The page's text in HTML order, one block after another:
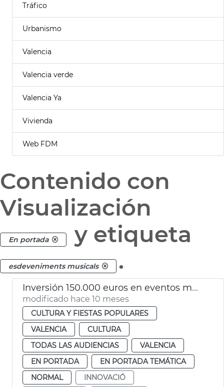
Tráfico
Urbanismo
Valencia
Valencia verde
Valencia Ya
Vivienda
Web FDM
Contenido con
Visualización
En portada y etiqueta
esdeveniments musicals .
Inversión 150.000 euros en eventos musicales de València Music City
modificado hace 10 meses
CULTURA Y FIESTAS POPULARES
VALENCIA
CULTURA
TODAS LAS AUDIENCIAS
VALENCIA
EN PORTADA
EN PORTADA TEMÁTICA
NORMAL
INNOVACIÓ